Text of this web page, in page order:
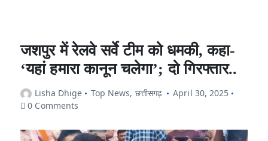
जशपुर में रेलवे सर्वे टीम को धमकी, कहा-
‘यहां हमारा कानून चलेगा’; दो गिरफ्तार..
Lisha Dhige Top News, छत्तीसगढ़
April 30, 2025
0 Comments